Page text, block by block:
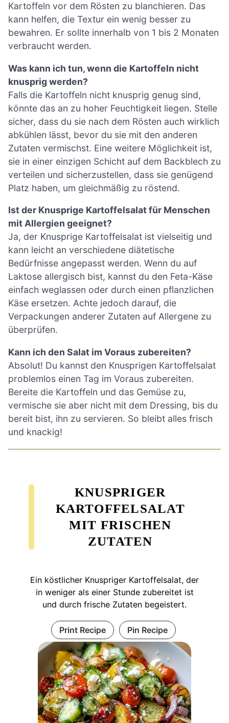
Kartoffeln vor dem Rösten zu blanchieren. Das
kann helfen, die Textur ein wenig besser zu
bewahren. Er sollte innerhalb von 1 bis 2 Monaten
verbraucht werden.
Was kann ich tun, wenn die Kartoffeln nicht
knusprig werden?
Falls die Kartoffeln nicht knusprig genug sind,
könnte das an zu hoher Feuchtigkeit liegen. Stelle
sicher, dass du sie nach dem Rösten auch wirklich
abkühlen lässt, bevor du sie mit den anderen
Zutaten vermischst. Eine weitere Möglichkeit ist,
sie in einer einzigen Schicht auf dem Backblech zu
verteilen und sicherzustellen, dass sie genügend
Platz haben, um gleichmäßig zu röstend.
Ist der Knusprige Kartoffelsalat für Menschen
mit Allergien geeignet?
Ja, der Knusprige Kartoffelsalat ist vielseitig und
kann leicht an verschiedene diätetische
Bedürfnisse angepasst werden. Wenn du auf
Laktose allergisch bist, kannst du den Feta-Käse
einfach weglassen oder durch einen pflanzlichen
Käse ersetzen. Achte jedoch darauf, die
Verpackungen anderer Zutaten auf Allergene zu
überprüfen.
Kann ich den Salat im Voraus zubereiten?
Absolut! Du kannst den Knusprigen Kartoffelsalat
problemlos einen Tag im Voraus zubereiten.
Bereite die Kartoffeln und das Gemüse zu,
vermische sie aber nicht mit dem Dressing, bis du
bereit bist, ihn zu servieren. So bleibt alles frisch
und knackig!
KNUSPRIGER
KARTOFFELSALAT
MIT FRISCHEN
ZUTATEN
Ein köstlicher Knuspriger Kartoffelsalat, der
in weniger als einer Stunde zubereitet ist
und durch frische Zutaten begeistert.
Print Recipe Pin Recipe